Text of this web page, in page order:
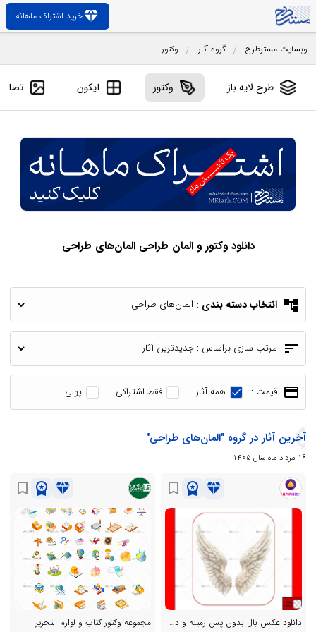
diamondخرید اشتراک ماهانه
طرح لایه باز وکتور آیکون
دانلود وکتور و المان طراحی المان‌های طراحی
وبسایت مسترطرح گروه آثار وکتور
account_tree انتخاب دسته بندی :
sort مرتب سازی براساس :
payment قیمت : همه آثار فقط اشتراکی پولی
آخرین آثار در گروه "المان‌های طراحی"
16 مرداد ماه سال 1405
diamond
workspace_premium
bookmark_border
دانلود عکس بال بدون پس زمینه و دوربری شده با فرمت png
diamond
workspace_premium
bookmark_border
مجموعه وکتور کتاب و لوازم التحریر